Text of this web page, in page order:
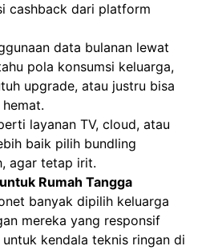
cashback dari platform
data bulanan lewat
pola konsumsi keluarga,
upgrade, atau justru bisa
layanan TV, cloud, atau
baik pilih bundling
agar tetap irit.
Rumah Tangga
banyak dipilih keluarga
mereka yang responsif
kendala teknis ringan di